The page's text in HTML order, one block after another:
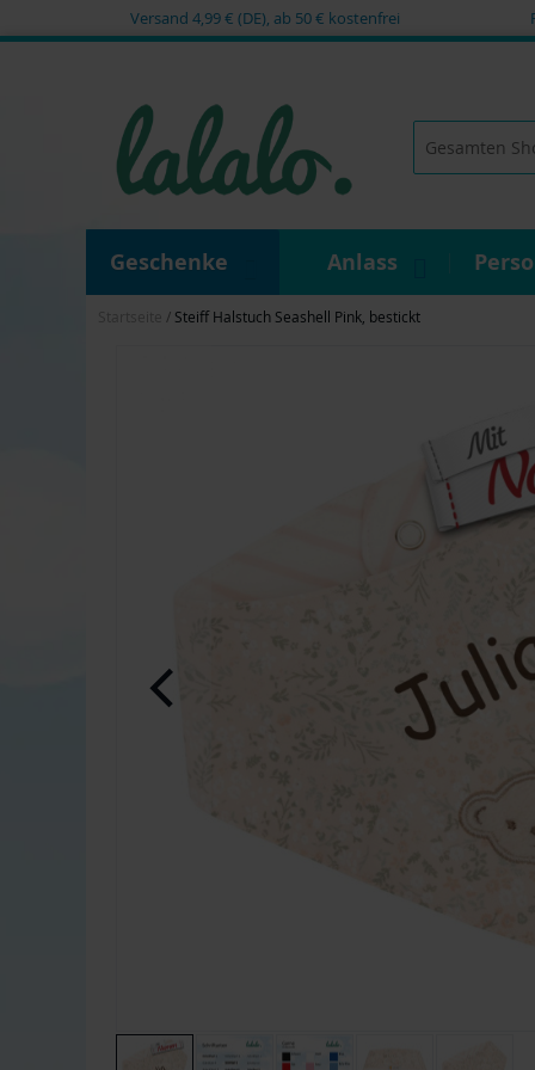
Versand 4,99 € (DE), ab 50 € kostenfrei
springen
Geschenke Anlass
Steiff Halstuch Seashell Pink, bestickt